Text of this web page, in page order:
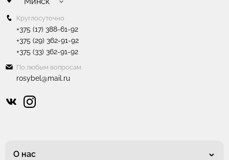
Круглосуточно
+375 (17) 388-61-92
+375 (29) 362-91-92
+375 (33) 362-91-92
По любым вопросам
rosybel@mail.ru
О нас